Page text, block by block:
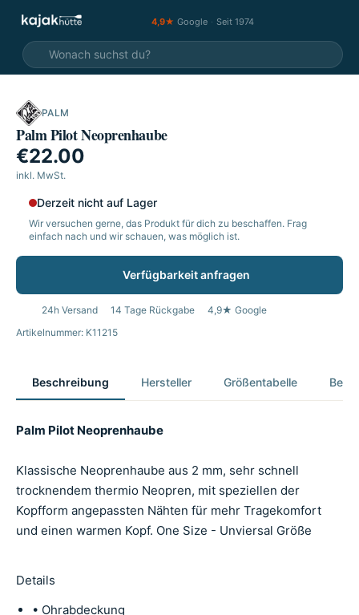
4,9★ Google · Seit 1974
PALM
Palm Pilot Neoprenhaube
€22.00
inkl. MwSt.
Derzeit nicht auf Lager
Wir versuchen gerne, das Produkt für dich zu beschaffen. Frag
einfach nach und wir schauen, was möglich ist.
Verfügbarkeit anfragen
24h Versand 14 Tage Rückgabe
4,9★ Google
Artikelnummer: K11215
Beschreibung Hersteller Größentabelle
Palm Pilot Neoprenhaube
Klassische Neoprenhaube aus 2 mm, sehr schnell
trocknendem thermio Neopren, mit speziellen der
Kopfform angepassten Nähten für mehr Tragekomfort
und einen warmen Kopf. One Size - Unviersal Größe
Details
• Ohrabdeckung